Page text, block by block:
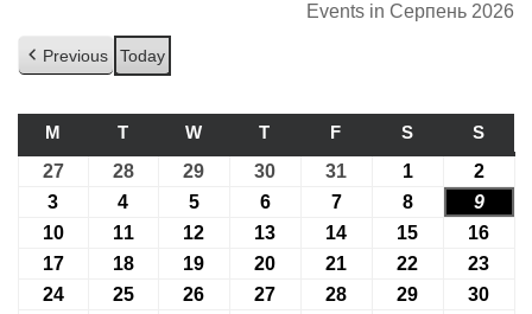
Events in Серпень 2026
Previous Today
M ПОНЕДІЛОК
T ВІВТОРОК
W СЕРЕДА
T ЧЕТВЕР
F П’ЯТНИЦЯ
S СУБОТА
S
27 27.07.2026
28 28.07.2026
29 29.07.2026
30 30.07.2026
31 31.07.2026
1 01.08.2026
2
3 03.08.2026
4 04.08.2026
5 05.08.2026
6 06.08.2026
7 07.08.2026
8 08.08.2026
9
10 10.08.2026
11 11.08.2026
12 12.08.2026
13 13.08.2026
14 14.08.2026
15 15.08.2026
16
17 17.08.2026
18 18.08.2026
19 19.08.2026
20 20.08.2026
21 21.08.2026
22 22.08.2026
23
24 24.08.2026
25 25.08.2026
26 26.08.2026
27 27.08.2026
28 28.08.2026
29 29.08.2026
30